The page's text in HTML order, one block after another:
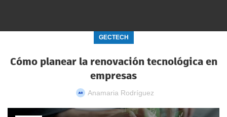
GECTECH
Cómo planear la renovación tecnológica en
empresas
Anamaria Rodríguez